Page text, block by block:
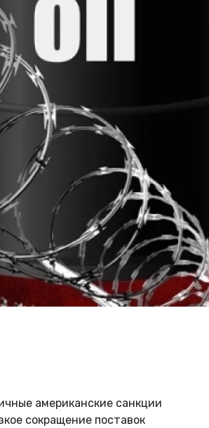
американские санкции
сокращение поставок